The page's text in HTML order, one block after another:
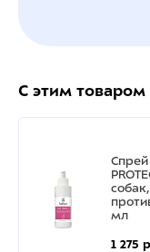
С этим
Спрей
собак,
мл
1 275